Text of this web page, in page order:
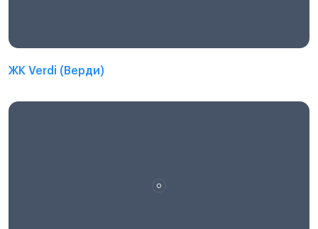
ЖК Verdi (Верди)